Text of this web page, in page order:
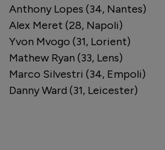
Anthony Lopes (34, Nantes)
Alex Meret (28, Napoli)
Yvon Mvogo (31, Lorient)
Mathew Ryan (33, Lens)
Marco Silvestri (34, Empoli)
Danny Ward (31, Leicester)